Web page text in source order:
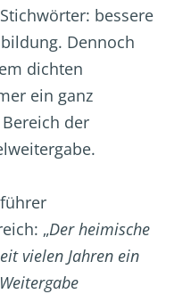
bessere
Dennoch
dichten
ein ganz
der
„Der heimische
vielen Jahren ein